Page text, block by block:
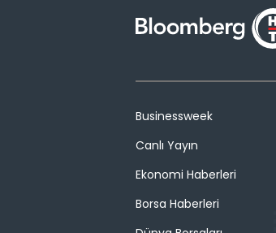
Businessweek
Canlı Yayın
Ekonomi Haberleri
Borsa Haberleri